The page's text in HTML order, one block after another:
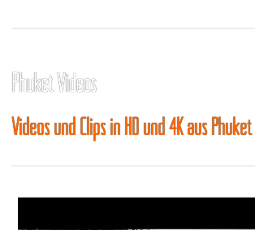
Phuket Videos
Videos und Clips in HD und 4K aus Phuket